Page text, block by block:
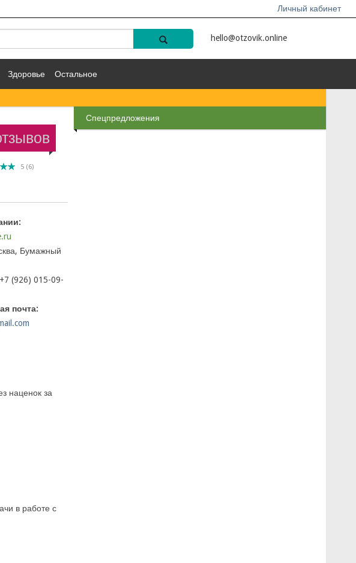
Личный кабинет
hello@otzovik.online
Здоровье Остальное
5 (6)
Бумажный
+7 (926) 015-09-
почта:
наценок за
в работе с
Спецпредложения